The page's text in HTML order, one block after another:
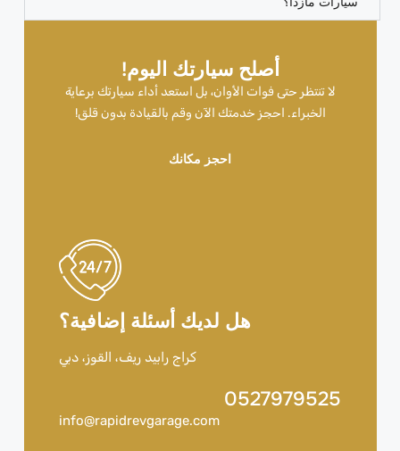
أصلح سيارتك اليوم!
لا تنتظر حتى فوات الأوان، بل استعد أداء سيارتك برعاية
الخبراء. احجز خدمتك الآن وقم بالقيادة بدون قلق!
احجز مكانك
هل لديك أسئلة إضافية؟
كراج رابيد ريف، القوز، دبي
0527979525
info@rapidrevgarage.com